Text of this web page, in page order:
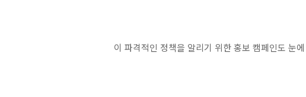
이 파격적인 정책을 알리기 위한 홍보 캠페인도 눈